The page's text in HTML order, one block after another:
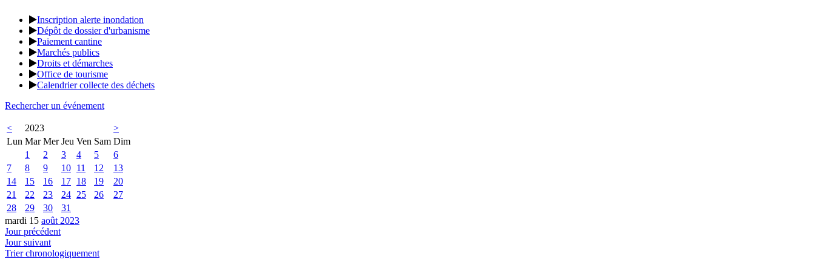
Inscription alerte inondation
Dépôt de dossier d'urbanisme
Paiement cantine
Marchés publics
Droits et démarches
Office de tourisme
Calendrier collecte des déchets
Rechercher un événement
< 2023
>
Lun Mar Mer Jeu Ven Sam Dim
1
2 3 4 5
6
7
8 9 10 11 12
13
14
15 16 17 18 19
20
21
22 23 24 25 26
27
28
29 30
31
mardi 15 août 2023
Jour précédent
Jour suivant
Trier chronologiquement